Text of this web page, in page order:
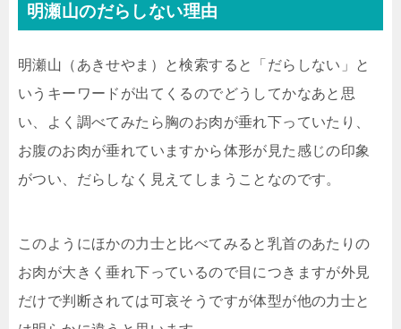
明瀬山のだらしない理由
明瀬山（あきせやま）と検索すると「だらしない」と
いうキーワードが出てくるのでどうしてかなあと思
い、よく調べてみたら胸のお肉が垂れ下っていたり、
お腹のお肉が垂れていますから体形が見た感じの印象
がつい、だらしなく見えてしまうことなのです。
このようにほかの力士と比べてみると乳首のあたりの
お肉が大きく垂れ下っているので目につきますが外見
だけで判断されては可哀そうですが体型が他の力士と